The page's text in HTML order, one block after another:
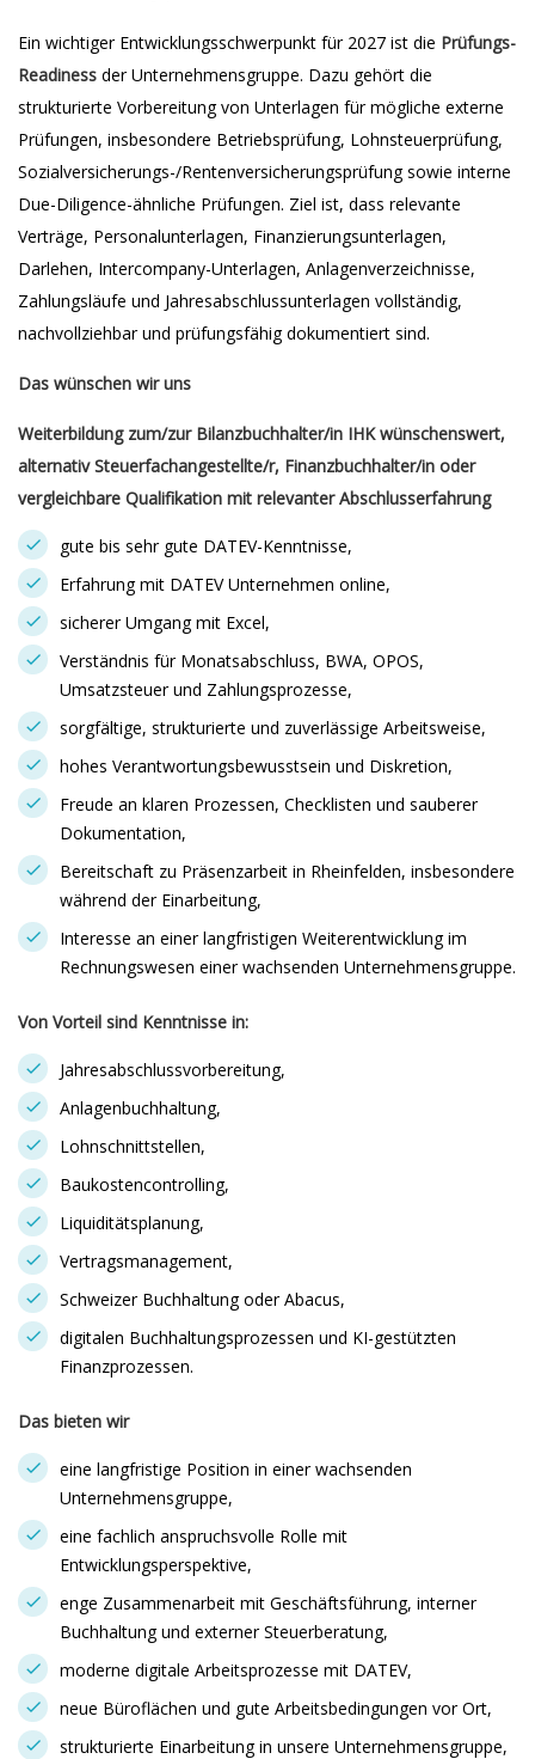
Ein wichtiger Entwicklungsschwerpunkt für 2027 ist die Prüfungs-
Readiness der Unternehmensgruppe. Dazu gehört die
strukturierte Vorbereitung von Unterlagen für mögliche externe
Prüfungen, insbesondere Betriebsprüfung, Lohnsteuerprüfung,
Sozialversicherungs-/Rentenversicherungsprüfung sowie interne
Due-Diligence-ähnliche Prüfungen. Ziel ist, dass relevante
Verträge, Personalunterlagen, Finanzierungsunterlagen,
Darlehen, Intercompany-Unterlagen, Anlagenverzeichnisse,
Zahlungsläufe und Jahresabschlussunterlagen vollständig,
nachvollziehbar und prüfungsfähig dokumentiert sind.
Das wünschen wir uns
Weiterbildung zum/zur Bilanzbuchhalter/in IHK wünschenswert,
alternativ Steuerfachangestellte/r, Finanzbuchhalter/in oder
vergleichbare Qualifikation mit relevanter Abschlusserfahrung
gute bis sehr gute DATEV-Kenntnisse,
Erfahrung mit DATEV Unternehmen online,
sicherer Umgang mit Excel,
Verständnis für Monatsabschluss, BWA, OPOS,
Umsatzsteuer und Zahlungsprozesse,
sorgfältige, strukturierte und zuverlässige Arbeitsweise,
hohes Verantwortungsbewusstsein und Diskretion,
Freude an klaren Prozessen, Checklisten und sauberer
Dokumentation,
Bereitschaft zu Präsenzarbeit in Rheinfelden, insbesondere
während der Einarbeitung,
Interesse an einer langfristigen Weiterentwicklung im
Rechnungswesen einer wachsenden Unternehmensgruppe.
Von Vorteil sind Kenntnisse in:
Jahresabschlussvorbereitung,
Anlagenbuchhaltung,
Lohnschnittstellen,
Baukostencontrolling,
Liquiditätsplanung,
Vertragsmanagement,
Schweizer Buchhaltung oder Abacus,
digitalen Buchhaltungsprozessen und KI-gestützten
Finanzprozessen.
Das bieten wir
eine langfristige Position in einer wachsenden
Unternehmensgruppe,
eine fachlich anspruchsvolle Rolle mit
Entwicklungsperspektive,
enge Zusammenarbeit mit Geschäftsführung, interner
Buchhaltung und externer Steuerberatung,
moderne digitale Arbeitsprozesse mit DATEV,
neue Büroflächen und gute Arbeitsbedingungen vor Ort,
strukturierte Einarbeitung in unsere Unternehmensgruppe,